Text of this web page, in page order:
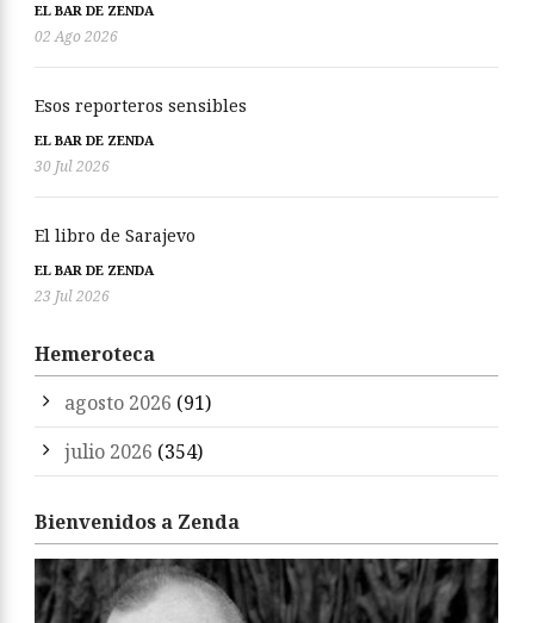
EL BAR DE ZENDA
02 Ago 2026
Esos reporteros sensibles
EL BAR DE ZENDA
30 Jul 2026
El libro de Sarajevo
EL BAR DE ZENDA
23 Jul 2026
Hemeroteca
agosto 2026 (91)
julio 2026 (354)
Bienvenidos a Zenda